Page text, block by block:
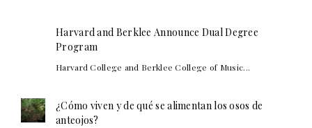
Harvard and Berklee Announce Dual Degree
Program
Harvard College and Berklee College of Music...
¿Cómo viven y de qué se alimentan los osos de
anteojos?